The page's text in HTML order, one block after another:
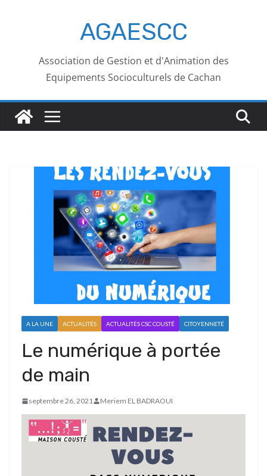
AGAESCC
Association de Gestion et d'Animation des
Equipements Socioculturels de Cachan
A LA UNE ACTUALITÉS ACTUALITÉS CSC COUSTÉ CITOYENNETÉ
Le numérique à portée
de main
septembre 26, 2021 Meriem EL BADRAOUI